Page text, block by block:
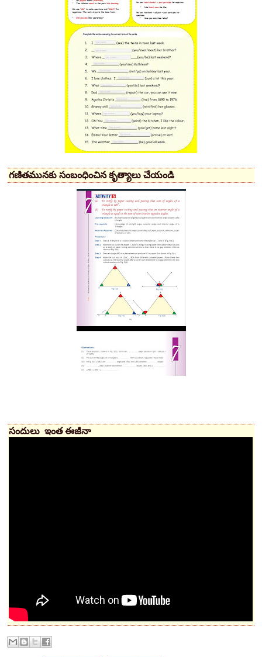
గణితమునకు సంబంధించిన కృత్యాలు చేయండి
సందులు ఇంత ఈజీనా